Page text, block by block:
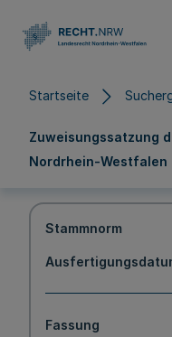
Startseite
Zuweisungssatzung
Nordrhein-Westfalen
Stammnorm
Fassung